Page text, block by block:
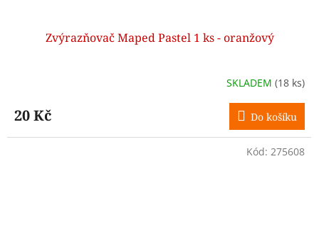
Zvýrazňovač Maped Pastel 1 ks - oranžový
SKLADEM (18 ks)
20 Kč Do košíku
Kód: 275608